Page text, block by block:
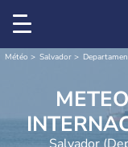
Météo Salvador
METEO